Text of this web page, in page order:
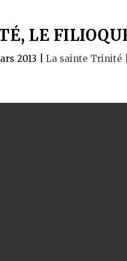
LE
2013 |La sainte Trinité